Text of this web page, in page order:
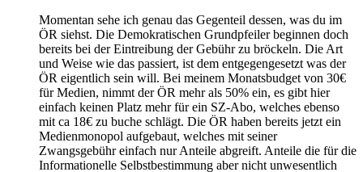
Momentan sehe ich genau das Gegenteil dessen, was du im
ÖR siehst. Die Demokratischen Grundpfeiler beginnen doch
bereits bei der Eintreibung der Gebühr zu bröckeln. Die Art
und Weise wie das passiert, ist dem entgegengesetzt was der
ÖR eigentlich sein will. Bei meinem Monatsbudget von 30€
für Medien, nimmt der ÖR mehr als 50% ein, es gibt hier
einfach keinen Platz mehr für ein SZ-Abo, welches ebenso
mit ca 18€ zu buche schlägt. Die ÖR haben bereits jetzt ein
Medienmonopol aufgebaut, welches mit seiner
Zwangsgebühr einfach nur Anteile abgreift. Anteile die für die
Informationelle Selbstbestimmung aber nicht unwesentlich